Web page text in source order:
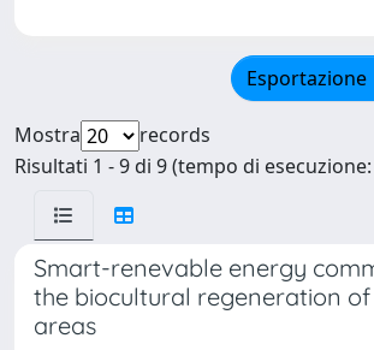
Esportazione
Mostra
records
Risultati 1 - 9 di 9 (tempo di
Smart-renevable energy
the biocultural regeneration
areas